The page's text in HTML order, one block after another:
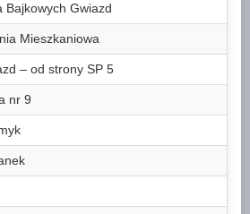
Bajkowych Gwiazd
Mieszkaniowa
– od strony SP 5
nr 9